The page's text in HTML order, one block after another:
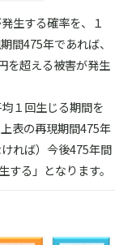
生する確率を、１
間475年であれば、
を超える被害が発生
１回生じる期間を
表の再現期間475年
れば）今後475年間
る」となります。